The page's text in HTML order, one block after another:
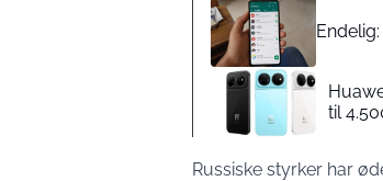
til
Russiske styrker har